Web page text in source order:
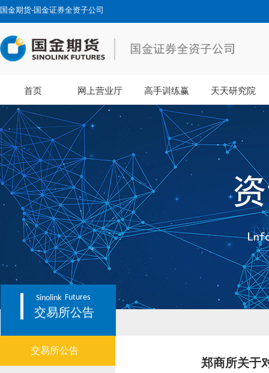
国金期货-国金证券全资子公司
首页 网上营业厅 高手训练赢 天天研究院
Sinolink Futures
交易所公告
交易所公告
郑商所关于